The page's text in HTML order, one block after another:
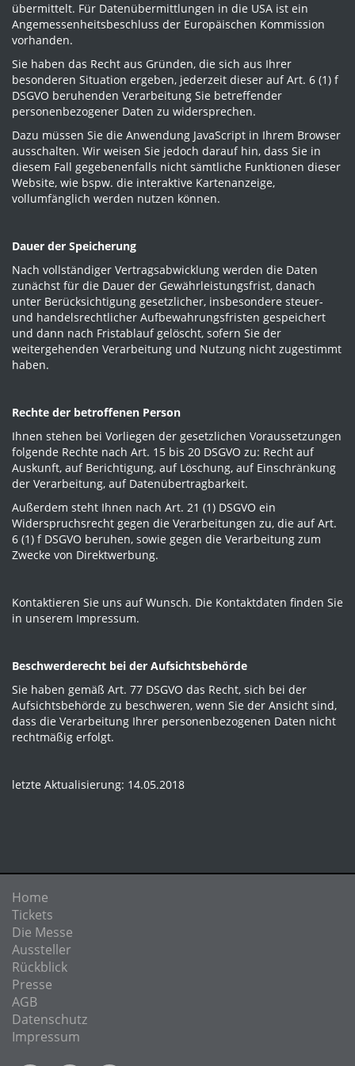
übermittelt. Für Datenübermittlungen in die USA ist ein
Angemessenheitsbeschluss der Europäischen Kommission
vorhanden.
Sie haben das Recht aus Gründen, die sich aus Ihrer
besonderen Situation ergeben, jederzeit dieser auf Art. 6 (1) f
DSGVO beruhenden Verarbeitung Sie betreffender
personenbezogener Daten zu widersprechen.
Dazu müssen Sie die Anwendung JavaScript in Ihrem Browser
ausschalten. Wir weisen Sie jedoch darauf hin, dass Sie in
diesem Fall gegebenenfalls nicht sämtliche Funktionen dieser
Website, wie bspw. die interaktive Kartenanzeige,
vollumfänglich werden nutzen können.
Dauer der Speicherung
Nach vollständiger Vertragsabwicklung werden die Daten
zunächst für die Dauer der Gewährleistungsfrist, danach
unter Berücksichtigung gesetzlicher, insbesondere steuer-
und handelsrechtlicher Aufbewahrungsfristen gespeichert
und dann nach Fristablauf gelöscht, sofern Sie der
weitergehenden Verarbeitung und Nutzung nicht zugestimmt
haben.
Rechte der betroffenen Person
Ihnen stehen bei Vorliegen der gesetzlichen Voraussetzungen
folgende Rechte nach Art. 15 bis 20 DSGVO zu: Recht auf
Auskunft, auf Berichtigung, auf Löschung, auf Einschränkung
der Verarbeitung, auf Datenübertragbarkeit.
Außerdem steht Ihnen nach Art. 21 (1) DSGVO ein
Widerspruchsrecht gegen die Verarbeitungen zu, die auf Art.
6 (1) f DSGVO beruhen, sowie gegen die Verarbeitung zum
Zwecke von Direktwerbung.
Kontaktieren Sie uns auf Wunsch. Die Kontaktdaten finden Sie
in unserem Impressum.
Beschwerderecht bei der Aufsichtsbehörde
Sie haben gemäß Art. 77 DSGVO das Recht, sich bei der
Aufsichtsbehörde zu beschweren, wenn Sie der Ansicht sind,
dass die Verarbeitung Ihrer personenbezogenen Daten nicht
rechtmäßig erfolgt.
letzte Aktualisierung: 14.05.2018
Home
Tickets
Die Messe
Aussteller
Rückblick
Presse
AGB
Datenschutz
Impressum